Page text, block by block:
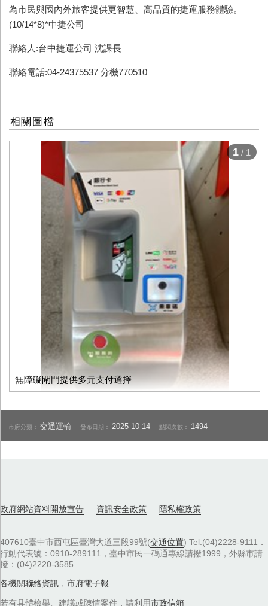
為市民與國內外旅客提供更智慧、高品質的捷運服務體驗。
(10/14*8)*中捷公司
聯絡人:台中捷運公司 沈課長
聯絡電話:04-24375537 分機770510
相關圖檔
無障礙閘門提供多元支付選擇
1 / 1
市府分類：交通運輸 發布日期： 2025-10-14 點閱次數： 1494
政府網站資料開放宣告 資訊安全政策 隱私權政策
407610臺中市西屯區臺灣大道三段99號(交通位置) Tel:(04)2228-9111．
行動代表號：0910-289111，臺中市民一碼通專線請撥1999，外縣市請
撥：(04)2220-3585
各機關聯絡資訊 ， 市府電子報
若有具體檢舉、建議或陳情案件，請利用市政信箱